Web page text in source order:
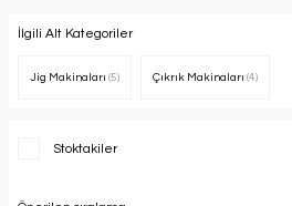
İlgili Alt Kategoriler
Jig Makinaları (5) Çıkrık Makinaları (4)
Stoktakiler